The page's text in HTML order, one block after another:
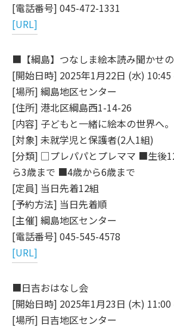
[電話番号] 045-472-1331
[URL]
■【綱島】つなしま絵本読み聞かせ
[開始日時] 2025年1月22日 (水) 10:45
[場所] 綱島地区センター
[住所] 港北区綱島西1-14-26
[内容] 子どもと一緒に絵本の世界へ。
[対象] 未就学児と保護者(2人1組)
[分類] □プレパパとプレママ ■生後
ら3歳まで ■4歳から6歳まで
[定員] 当日先着12組
[予約方法] 当日先着順
[主催] 綱島地区センター
[電話番号] 045-545-4578
[URL]
■日吉おはなし会
[開始日時] 2025年1月23日 (木) 11:00
[場所] 日吉地区センター